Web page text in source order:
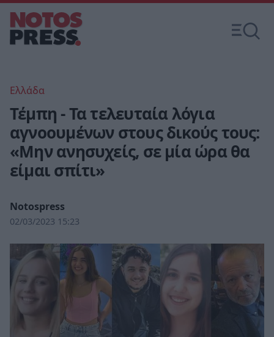
Ελλάδα
Τέμπη - Τα τελευταία λόγια
αγνοουμένων στους δικούς τους:
«Μην ανησυχείς, σε μία ώρα θα
είμαι σπίτι»
Notospress
02/03/2023 15:23